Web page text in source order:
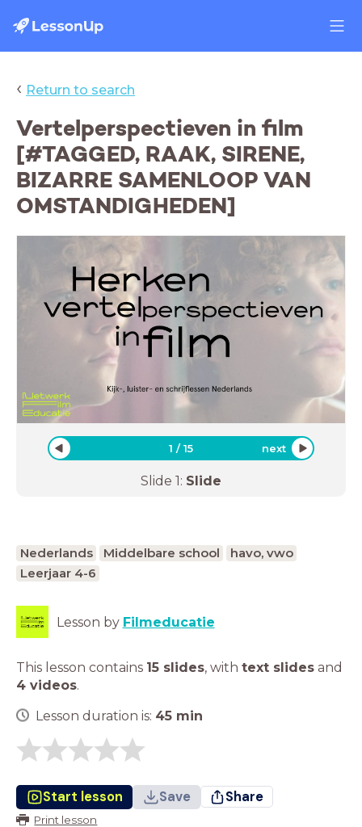
‹ Return to search
Vertelperspectieven in film
[#TAGGED, RAAK, SIRENE,
BIZARRE SAMENLOOP VAN
OMSTANDIGHEDEN]
1 /15 next
Slide 1: Slide
Nederlands Middelbare school
havo, vwo
Leerjaar 4-6
Lesson by Filmeducatie
This lesson contains 15 slides, with text slides and
4 videos.
Lesson duration is: 45 min
Start lesson Save Share
Print lesson